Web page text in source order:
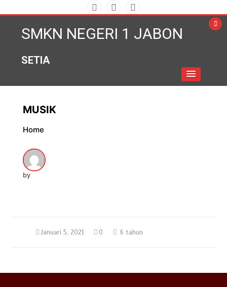
to
contentSMKN NEGERI 1 JABON
SETIA
MUSIK
Home
by
Januari 5, 2021 0 6 tahun
Robotics